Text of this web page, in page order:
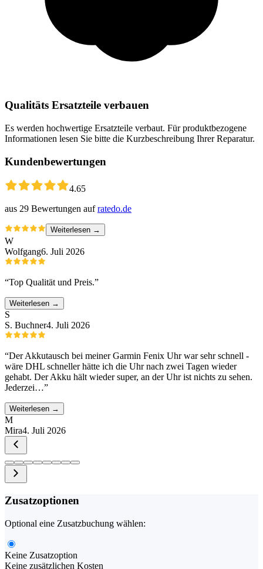
Qualitäts Ersatzteile verbauen
Es werden hochwertige Ersatzteile verbaut. Für produktbezogene
Informationen lesen Sie bitte die Kurzbeschreibung Ihrer Reparatur.
Kundenbewertungen
4.65
aus 29 Bewertungen auf ratedo.de
Weiterlesen →
W
Wolfgang6. Juli 2026
“Top Qualität und Preis.”
Weiterlesen →
S
S. Buchner4. Juli 2026
“Der Akkutausch bei meiner Garmin Fenix Uhr war sehr schnell -
wäre DHL schneller hätte ich die Uhr nach zwei Tagen wieder
gehabt. Der Akku hält wieder super, an der Uhr ist nichts zu sehen.
Jederzei…”
Weiterlesen →
M
Mira4. Juli 2026
Zusatzoptionen
Optional eine Zusatzbuchung wählen:
Keine Zusatzoption
Keine zusätzlichen Kosten